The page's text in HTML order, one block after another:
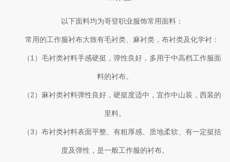
以下面料均为哥登职业服饰常用面料：
常用的工作服衬布大致有毛衬类、麻衬类，布衬类及化学衬：
（1）毛衬类衬料手感硬挺，弹性良好，多用于中高档工作服面
料的衬布。
（2）麻衬类衬料弹性良好，硬挺度适中，宜作中山装，西装的
里料。
（3）布衬类衬料表面平整、有粗厚感、质地柔软、有一定挺括
度及弹性，是一般工作服的衬布。